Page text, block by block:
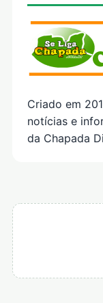
Criado em
notícias e
da Chapada